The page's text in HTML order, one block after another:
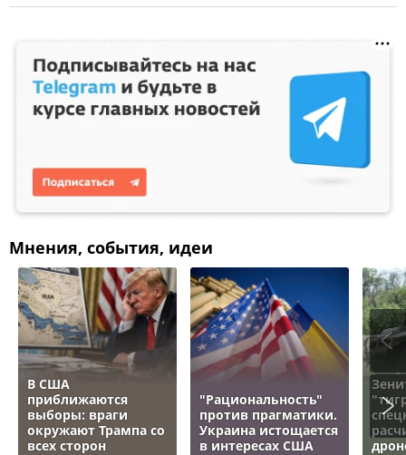
Мнения, события, идеи
В США
приближаются
выборы: враги
окружают Трампа со
всех сторон
"Рациональность"
против прагматики.
Украина истощается
в интересах США